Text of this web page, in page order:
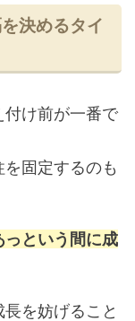
決めるタイ
け前が一番で
固定するのも
っという間に成
を妨げること